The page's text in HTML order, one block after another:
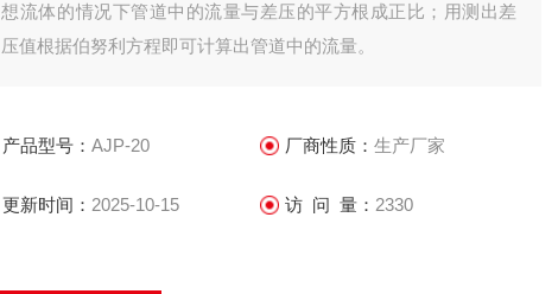
想流体的情况下管道中的流量与差压的平方根成正比；用测出差
压值根据伯努利方程即可计算出管道中的流量。
产品型号：AJP-20 厂商性质： 生产厂家
更新时间： 2025-10-15 访 问 量： 2330